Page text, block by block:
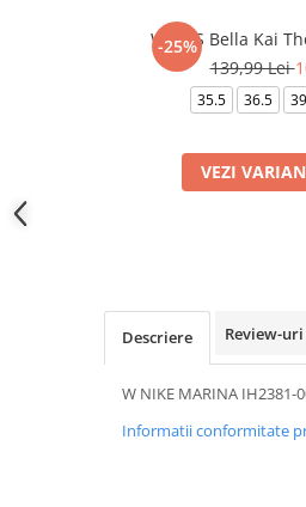
-25%
WMNS Bella Kai
139,99 Lei
35.5 36.5 39
VEZI
Descriere Review-uri
W NIKE MARINA IH2381-
Informatii conformitate